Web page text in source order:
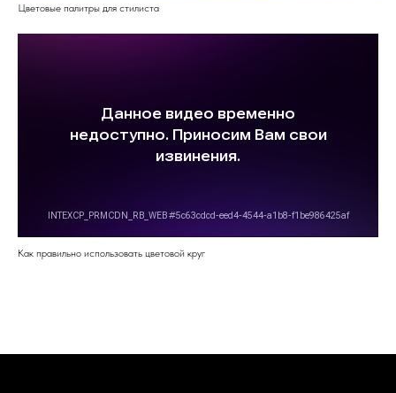
Цветовые палитры для стилиста
Как правильно использовать цветовой круг